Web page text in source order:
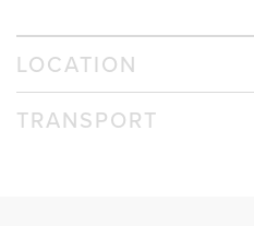
LOCATION
TRANSPORT